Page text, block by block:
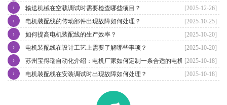
[2025-12-26]
输送机械在空载调试时需要检查哪些项目？
›
[2025-10-25]
电机装配线的传动部件出现故障如何处理？
›
[2025-10-20]
如何提高电机装配线的生产效率？
›
[2025-10-20]
电机装配线在设计工艺上需要了解哪些事项？
›
[2025-10-18]
苏州宝得瑞自动化介绍：电机厂家如何定制一条合适的电机装配线？
›
[2025-10-18]
电机装配线在安装调试时出现故障如何处理？
›